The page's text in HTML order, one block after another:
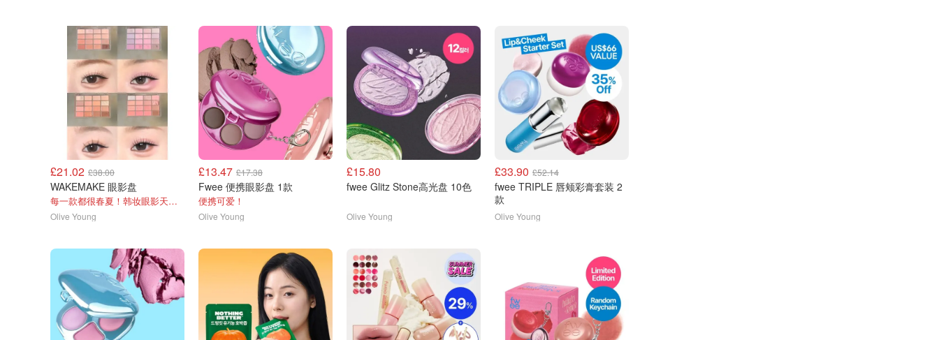
£21.02 £38.00
WAKEMAKE 眼影盘
每一款都很春夏！韩妆眼影天花板
Olive Young
£13.47 £17.38
Fwee 便携眼影盘 1款
便携可爱！
Olive Young
£15.80
fwee Glitz Stone高光盘 10色
Olive Young
£33.90 £52.14
fwee TRIPLE 唇颊彩膏套装 2
款
Olive Young